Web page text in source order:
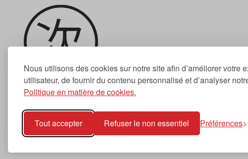
Nous utilisons des cookies sur notre site afin d’améliorer votre
utilisateur, de fournir du contenu personnalisé et d’analyser
Politique en matière de cookies.
Tout accepter Refuser le non essentiel Préférences
Newsletter
S'abonner